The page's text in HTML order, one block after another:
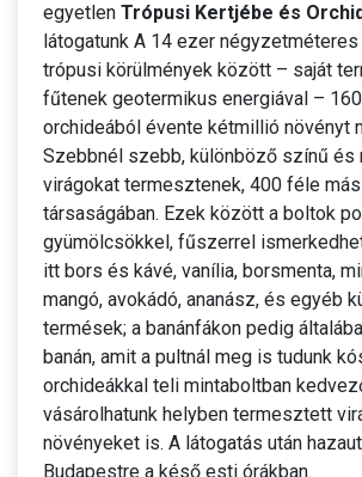
egyetlen Trópusi Kertjébe és
látogatunk A 14 ezer
trópusi körülmények között – saját
fűtenek geotermikus energiával –
orchideából évente kétmillió növényt
Szebbnél szebb, különböző színű és
virágokat termesztenek, 400 féle
társaságában. Ezek között a boltok
gyümölcsökkel, fűszerrel
itt bors és kávé, vanília, borsmenta,
mangó, avokádó, ananász, és egyéb
termések; a banánfákon pedig
banán, amit a pultnál meg is tudunk
orchideákkal teli mintaboltban
vásárolhatunk helyben termesztett
növényeket is. A látogatás után
Budapestre a késő esti órákban.